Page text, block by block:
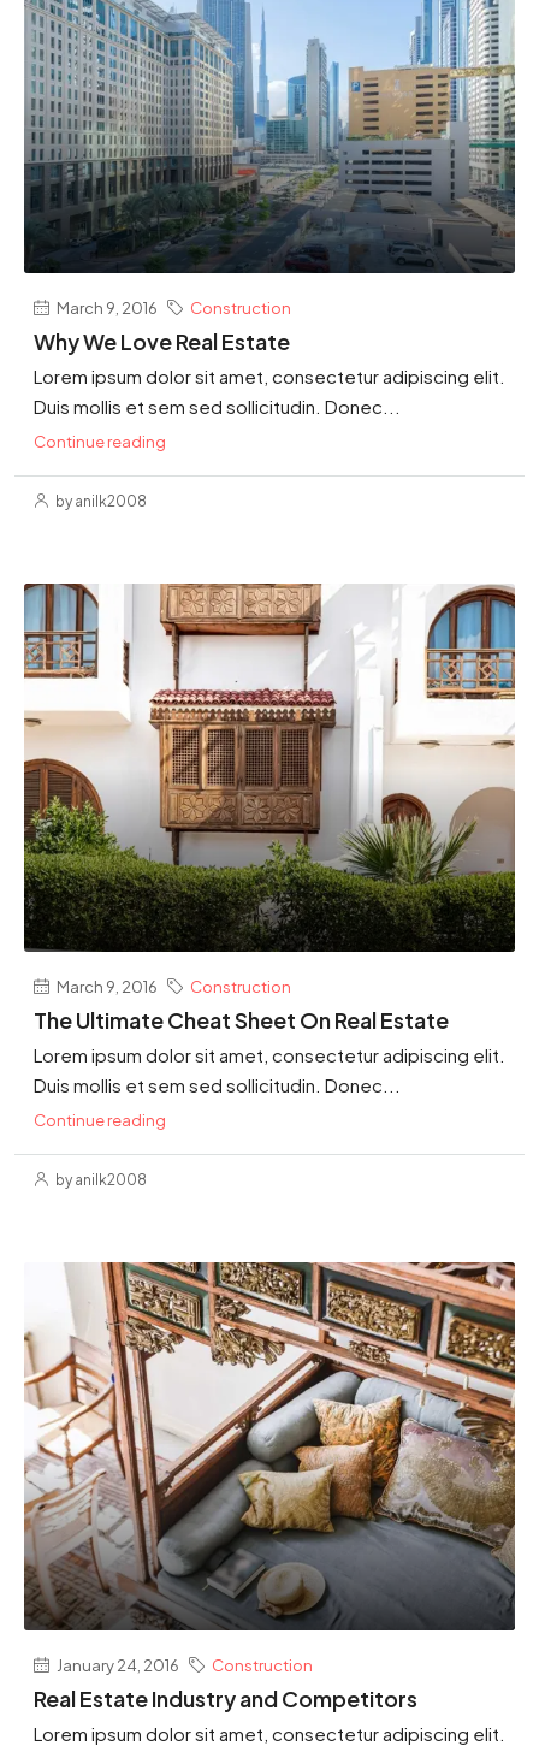
March 9, 2016 Construction
Why We Love Real Estate
Lorem ipsum dolor sit amet, consectetur adipiscing elit.
Duis mollis et sem sed sollicitudin. Donec...
Continue reading
by anilk2008
March 9, 2016 Construction
The Ultimate Cheat Sheet On Real Estate
Lorem ipsum dolor sit amet, consectetur adipiscing elit.
Duis mollis et sem sed sollicitudin. Donec...
Continue reading
by anilk2008
January 24, 2016 Construction
Real Estate Industry and Competitors
Lorem ipsum dolor sit amet, consectetur adipiscing elit.